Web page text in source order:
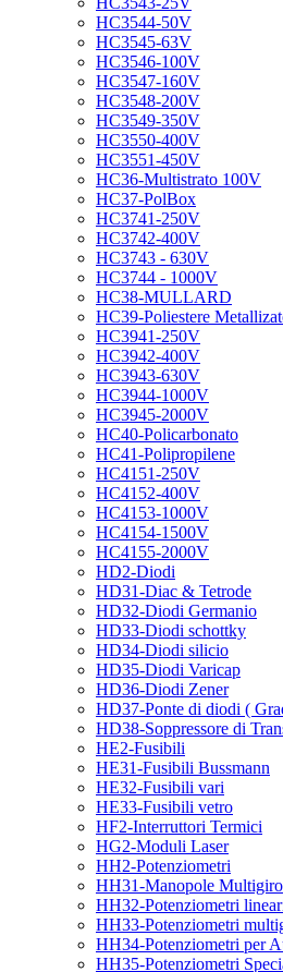
HC3544-50V
HC3545-63V
HC3546-100V
HC3547-160V
HC3548-200V
HC3549-350V
HC3550-400V
HC3551-450V
HC36-Multistrato 100V
HC37-PolBox
HC3741-250V
HC3742-400V
HC3743 - 630V
HC3744 - 1000V
HC38-MULLARD
HC39-Poliestere
HC3941-250V
HC3942-400V
HC3943-630V
HC3944-1000V
HC3945-2000V
HC40-Policarbonato
HC41-Polipropilene
HC4151-250V
HC4152-400V
HC4153-1000V
HC4154-1500V
HC4155-2000V
HD2-Diodi
HD31-Diac & Tetrode
HD32-Diodi Germanio
HD33-Diodi schottky
HD34-Diodi silicio
HD35-Diodi Varicap
HD36-Diodi Zener
HD37-Ponte di diodi (
HD38-Soppressore di
HE2-Fusibili
HE31-Fusibili Bussmann
HE32-Fusibili vari
HE33-Fusibili vetro
HF2-Interruttori Termici
HG2-Moduli Laser
HH2-Potenziometri
HH31-Manopole Multigiro
HH32-Potenziometri
HH33-Potenziometri
HH34-Potenziometri per
HH35-Potenziometri